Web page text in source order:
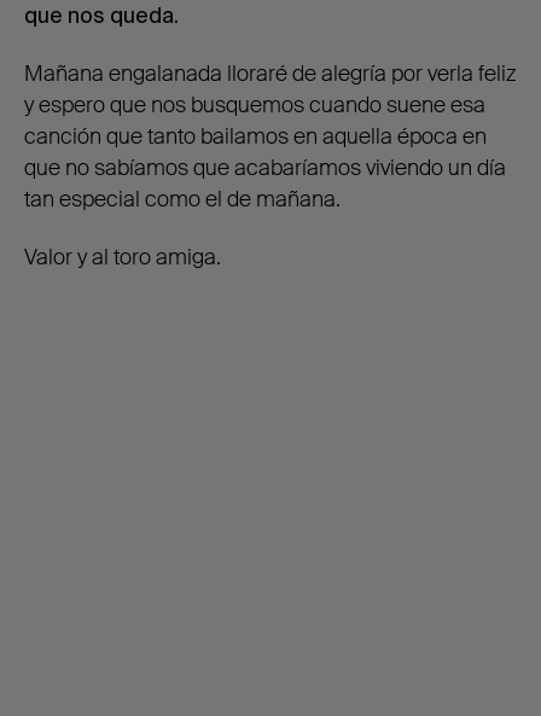
que nos queda.
Mañana engalanada lloraré de alegría por verla feliz
y espero que nos busquemos cuando suene esa
canción que tanto bailamos en aquella época en
que no sabíamos que acabaríamos viviendo un día
tan especial como el de mañana.
Valor y al toro amiga.